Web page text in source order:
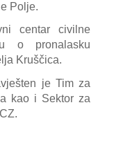
Polje.
centar civilne
o pronalasku
Kruščica.
je Tim za
kao i Sektor za